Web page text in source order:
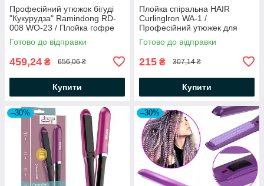
Професійний утюжок бігуді
"Кукурудза" Ramindong RD-
008 WO-23 / Плойка гофре
для укладання волосся
Готово до відправки
459,24 ₴ 656,06 ₴
Купити
Плойка спіральна HAIR
Curlinglron WA-1 /
Професійний утюжек для
волосся
Готово до відправки
215 ₴ 307,14 ₴
Купити
–30% –30%